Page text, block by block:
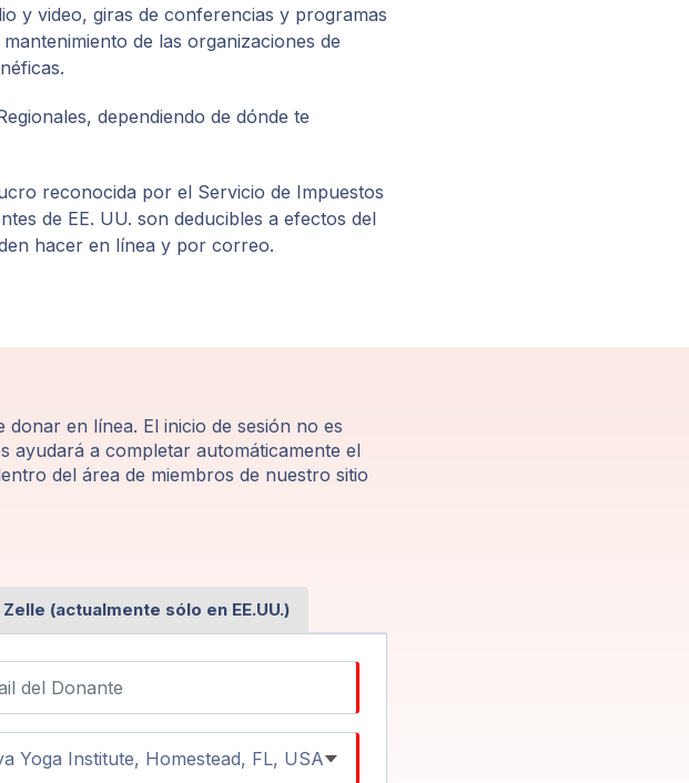
y video, giras de conferencias y programas
de las organizaciones de
dependiendo de dónde te
reconocida por el Servicio de Impuestos
de EE. UU. son deducibles a efectos del
hacer en línea y por correo.
en línea. El inicio de sesión no es
ayudará a completar automáticamente el
del área de miembros de nuestro sitio
(actualmente sólo en EE.UU.)